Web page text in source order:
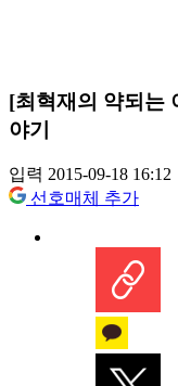
[최혁재의 약되는
야기
입력 2015-09-18 16:12
선호매체 추가